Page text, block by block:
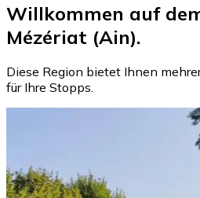
Willkommen auf
Mézériat (Ain).
Diese Region bietet Ihnen
für Ihre Stopps.